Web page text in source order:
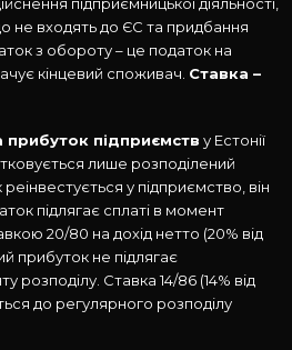
не входять до ЄС та придбання
з обороту – це податок на
кінцевий споживач. Ставка –
прибуток підприємств у Естонії
лише розподілений
у підприємство, він
підлягає сплаті в момент
20/80 на дохід нетто (20% від
прибуток не підлягає
розподілу. Ставка 14/86 (14% від
до регулярного розподілу